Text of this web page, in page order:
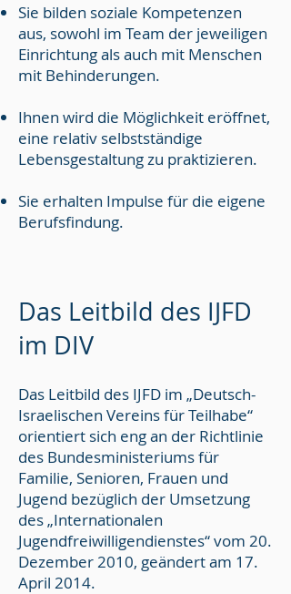
Sie bilden soziale Kompetenzen
aus, sowohl im Team der jeweiligen
Einrichtung als auch mit Menschen
mit Behinderungen.
Ihnen wird die Möglichkeit eröffnet,
eine relativ selbstständige
Lebensgestaltung zu praktizieren.
Sie erhalten Impulse für die eigene
Berufsfindung.
Das Leitbild des IJFD
im DIV
Das Leitbild des IJFD im „Deutsch-
Israelischen Vereins für Teilhabe“
orientiert sich eng an der Richtlinie
des Bundesministeriums für
Familie, Senioren, Frauen und
Jugend bezüglich der Umsetzung
des „Internationalen
Jugendfreiwilligendienstes“ vom 20.
Dezember 2010, geändert am 17.
April 2014.